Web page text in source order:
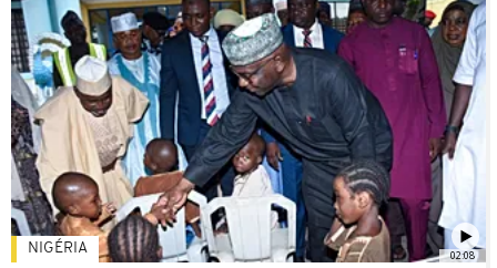
02:08
NIGÉRIA